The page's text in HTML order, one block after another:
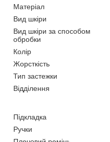
Матеріал
Вид шкіри
Вид шкіри за способом
обробки
Колір
Жорсткість
Тип застежки
Відділення
Підкладка
Ручки